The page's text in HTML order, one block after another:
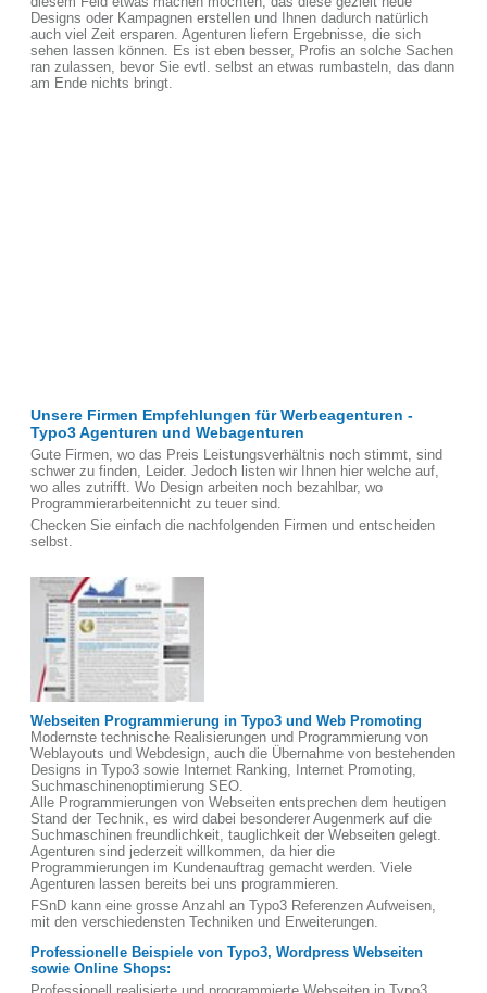
Designs oder Kampagnen erstellen und Ihnen dadurch natürlich
auch viel Zeit ersparen. Agenturen liefern Ergebnisse, die sich
sehen lassen können. Es ist eben besser, Profis an solche Sachen
ran zulassen, bevor Sie evtl. selbst an etwas rumbasteln, das dann
am Ende nichts bringt.
Unsere Firmen Empfehlungen für Werbeagenturen -
Typo3 Agenturen und Webagenturen
Gute Firmen, wo das Preis Leistungsverhältnis noch stimmt, sind
schwer zu finden, Leider. Jedoch listen wir Ihnen hier welche auf,
wo alles zutrifft. Wo Design arbeiten noch bezahlbar, wo
Programmierarbeitennicht zu teuer sind.
Checken Sie einfach die nachfolgenden Firmen und entscheiden
selbst.
Webseiten Programmierung in Typo3 und Web Promoting
Modernste technische Realisierungen und Programmierung von
Weblayouts und Webdesign, auch die Übernahme von bestehenden
Designs in Typo3 sowie Internet Ranking, Internet Promoting,
Suchmaschinenoptimierung SEO.
Alle Programmierungen von Webseiten entsprechen dem heutigen
Stand der Technik, es wird dabei besonderer Augenmerk auf die
Suchmaschinen freundlichkeit, tauglichkeit der Webseiten gelegt.
Agenturen sind jederzeit willkommen, da hier die
Programmierungen im Kundenauftrag gemacht werden. Viele
Agenturen lassen bereits bei uns programmieren.
FSnD kann eine grosse Anzahl an Typo3 Referenzen Aufweisen,
mit den verschiedensten Techniken und Erweiterungen.
Professionelle Beispiele von Typo3, Wordpress Webseiten
sowie Online Shops: